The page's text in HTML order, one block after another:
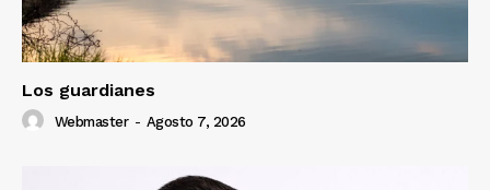
Los guardianes
Webmaster - Agosto 7, 2026